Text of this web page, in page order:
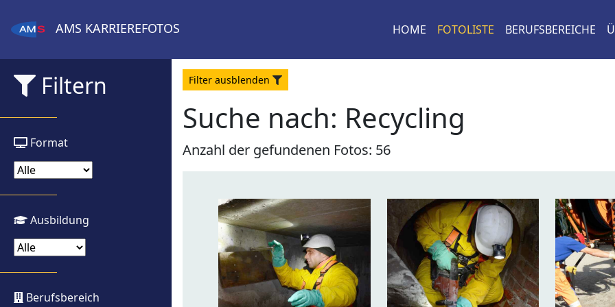
AMS KARRIEREFOTOS HOME FOTOLISTE BERUFSBEREICHE
Filtern
Format
Ausbildung
Berufsbereich
Filter ausblenden
Suche nach: Recycling
Anzahl der gefundenen Fotos: 56